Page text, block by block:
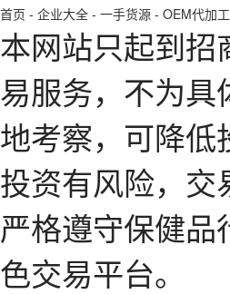
首页 - 企业大全 - 一手货源 - OEM代加工
本网站只起到
易服务，不为
地考察，可降
投资有风险，
严格遵守保健
色交易平台。